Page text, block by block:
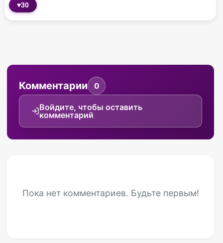
♥30
Комментарии 0
Войдите, чтобы оставить
комментарий
Пока нет комментариев. Будьте первым!